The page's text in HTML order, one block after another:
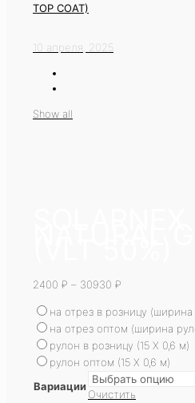
TOP COAT)
10 апреля, 2025
Show all
2400 ₽ – 30930 ₽
на отрез в розницу
на отрез оптом (ширина
рулон в розницу (15 X 0,6 м)
рулон оптом (15 X 0,6 м)
Вариации
Очистить